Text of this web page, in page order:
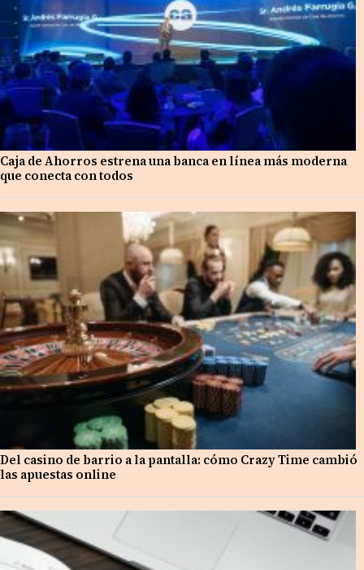
Caja de Ahorros estrena una banca en línea más moderna
que conecta con todos
Del casino de barrio a la pantalla: cómo Crazy Time cambió
las apuestas online